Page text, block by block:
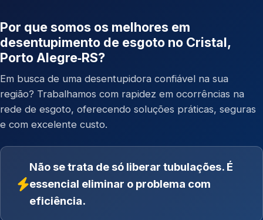
Por que somos os melhores em
desentupimento de esgoto no Cristal,
Porto Alegre‑RS?
Em busca de uma desentupidora confiável na sua
região? Trabalhamos com rapidez em ocorrências na
rede de esgoto, oferecendo soluções práticas, seguras
e com excelente custo.
Não se trata de só liberar tubulações. É
essencial eliminar o problema com
eficiência.